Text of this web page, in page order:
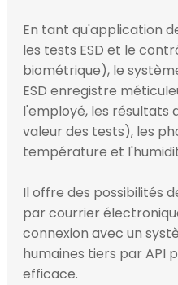
En tant qu'application
les tests ESD et le
biométrique), le
ESD enregistre
l'employé, les résultats
valeur des tests), les
température et
Il offre des possibilités
par courrier
connexion avec un
humaines tiers par API
efficace.